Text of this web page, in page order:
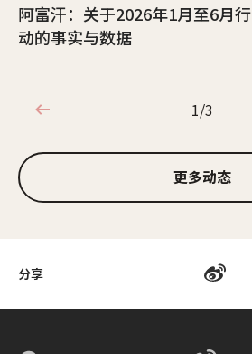
分享
阿富汗：关于2026年1月至6月行
动的事实与数据
1/3
1/3
更多动态